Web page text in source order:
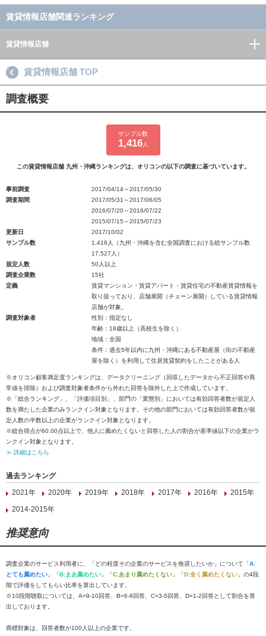
賃貸情報店舗関連ランキング
賃貸情報店舗
賃貸情報店舗 TOP
調査概要
サンプル数
1,416人
この賃貸情報店舗 九州・沖縄ランキングは、オリコンの以下の調査に基づいています。
事前調査
2017/04/14～2017/05/30
調査期間
2017/05/31～2017/06/05
2016/07/20～2016/07/22
2015/07/15～2015/07/23
更新日
2017/10/02
サンプル数
1,416人（九州・沖縄を含む全国調査における総サンプル数
17,527人）
規定人数
50人以上
調査企業数
15社
定義
賃貸マンション・賃貸アパート・賃貸住宅の不動産賃貸情報を
取り扱っており、店舗展開（チェーン展開）している賃貸情報
店舗が対象。
調査対象者
性別：指定なし
年齢：18歳以上（高校生を除く）
地域：全国
条件：過去5年以内に九州・沖縄にある不動産屋（街の不動産
屋を除く）を利用して住居賃貸契約をしたことがある人
※オリコン顧客満足度ランキングは、データクリーニング（回収したデータから不正回答や異
常値を排除）および調査対象者条件から外れた回答を除外した上で作成しています。
※「総合ランキング」、「評価項目別」、部門の「業態別」においては有効回答者数が規定人
数を満たした企業のみランクイン対象となります。その他の部門においては有効回答者数が規
定人数の半数以上の企業がランクイン対象となります。
※総合得点が60.00点以上で、他人に薦めたくないと回答した人の割合が基準値以下の企業がラ
ンクイン対象となります。
≫ 詳細はこちら
過去ランキング
2021年
2020年 2019年 2018年 2017年 2016年
2015年
2014-2015年
推奨意向
調査企業のサービス利用者に、「どの程度その企業のサービスを推奨したいか」について「A:
とても薦めたい 」「B:まあ薦めたい 」「C:あまり薦めたくない 」「D:全く薦めたくない 」の4段
階で評価をしてもらい比率を算出しています。
※10段階聴取については、A=9-10回答、B=6-8回答、C=3-5回答、D=1-2回答として割合を算
出しております。
商標対象は、回答者数が100人以上の企業です。